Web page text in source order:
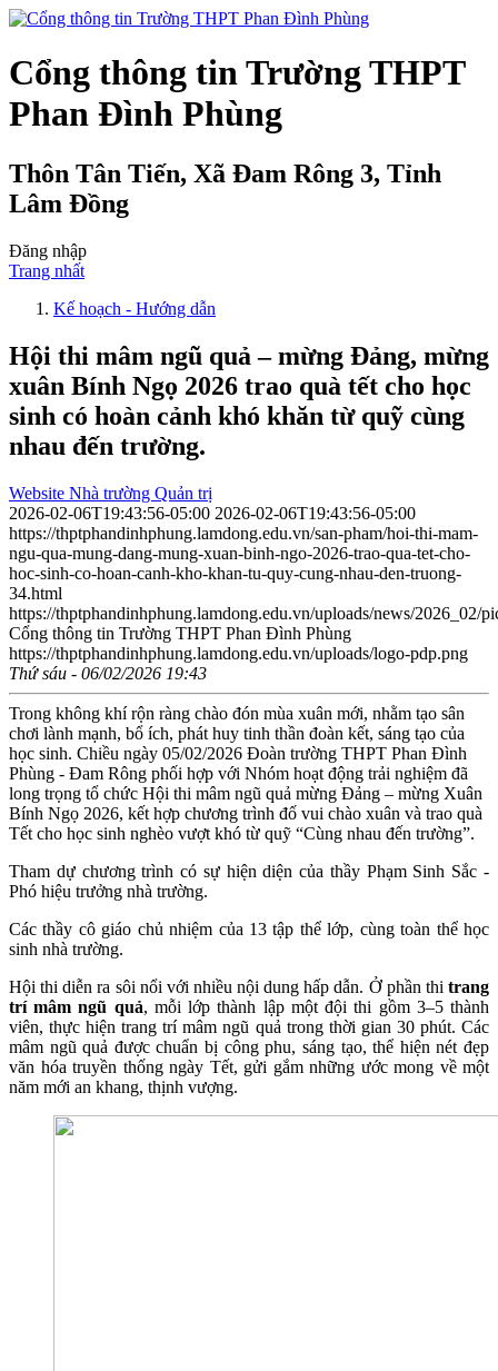
Cổng thông tin Trường THPT
Phan Đình Phùng
Thôn Tân Tiến, Xã Đam Rông 3, Tỉnh
Lâm Đồng
Đăng nhập
Trang nhất
Kế hoạch - Hướng dẫn
Hội thi mâm ngũ quả – mừng Đảng, mừng
xuân Bính Ngọ 2026 trao quà tết cho học
sinh có hoàn cảnh khó khăn từ quỹ cùng
nhau đến trường.
Website Nhà trường Quản trị
2026-02-06T19:43:56-05:00 2026-02-06T19:43:56-05:00
https://thptphandinhphung.lamdong.edu.vn/san-pham/hoi-thi-mam-
ngu-qua-mung-dang-mung-xuan-binh-ngo-2026-trao-qua-tet-cho-
hoc-sinh-co-hoan-canh-kho-khan-tu-quy-cung-nhau-den-truong-
34.html
https://thptphandinhphung.lamdong.edu.vn/uploads/news/2026_02/
Cổng thông tin Trường THPT Phan Đình Phùng
https://thptphandinhphung.lamdong.edu.vn/uploads/logo-pdp.png
Thứ sáu - 06/02/2026 19:43
Trong không khí rộn ràng chào đón mùa xuân mới, nhằm tạo sân
chơi lành mạnh, bổ ích, phát huy tinh thần đoàn kết, sáng tạo của
học sinh. Chiều ngày 05/02/2026 Đoàn trường THPT Phan Đình
Phùng - Đam Rông phối hợp với Nhóm hoạt động trải nghiệm đã
long trọng tổ chức Hội thi mâm ngũ quả mừng Đảng – mừng Xuân
Bính Ngọ 2026, kết hợp chương trình đố vui chào xuân và trao quà
Tết cho học sinh nghèo vượt khó từ quỹ “Cùng nhau đến trường”.
Tham dự chương trình có sự hiện diện của thầy Phạm Sinh Sắc -
Phó hiệu trưởng nhà trường.
Các thầy cô giáo chủ nhiệm của 13 tập thể lớp, cùng toàn thể học
sinh nhà trường.
Hội thi diễn ra sôi nổi với nhiều nội dung hấp dẫn. Ở phần thi trang
trí mâm ngũ quả, mỗi lớp thành lập một đội thi gồm 3–5 thành
viên, thực hiện trang trí mâm ngũ quả trong thời gian 30 phút. Các
mâm ngũ quả được chuẩn bị công phu, sáng tạo, thể hiện nét đẹp
văn hóa truyền thống ngày Tết, gửi gắm những ước mong về một
năm mới an khang, thịnh vượng.